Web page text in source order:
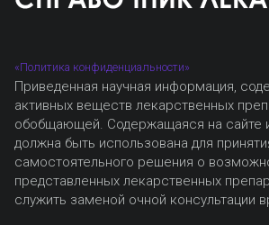
«Политика конфиденциальности»
Приведенная научная информация,
активных веществ лекарственных
обобщающей. Содержащаяся на сайте
должна быть использована для
самостоятельного решения о
представленных лекарственных
служить заменой очной консультации